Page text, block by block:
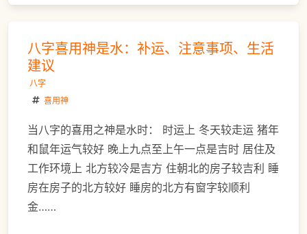
八字喜用神是水：补运、注意事项、生活
建议
八字
喜用神
当八字的喜用之神是水时： 时运上 冬天较走运 猪年
和鼠年运气较好 晚上九点至上午一点是吉时 居住及
工作环境上 北方较冷是吉方 住朝北的房子较吉利 睡
房在房子的北方较好 睡房的北方有窗字较顺利
金……